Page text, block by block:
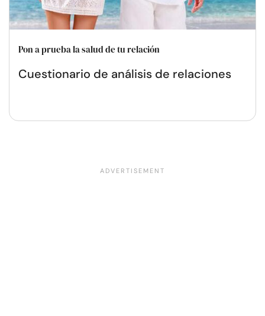
Pon a prueba la salud de tu relación
Cuestionario de análisis de relaciones